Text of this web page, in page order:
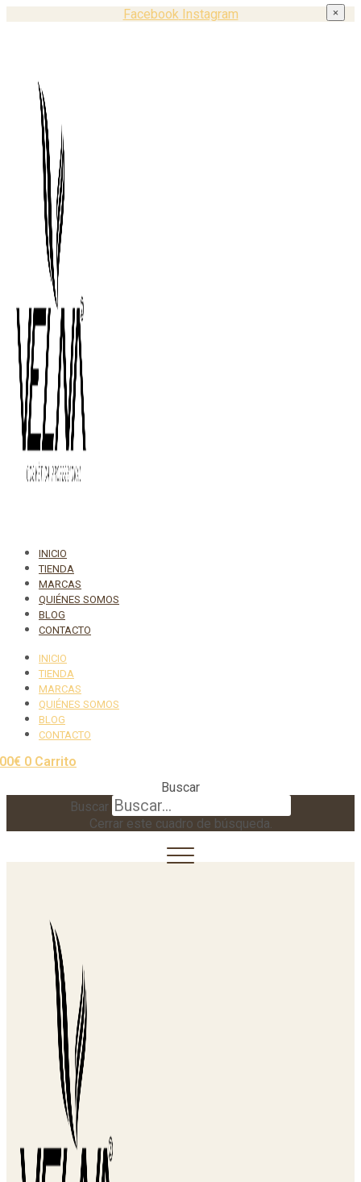
Facebook Instagram
INICIO
TIENDA
MARCAS
QUIÉNES SOMOS
BLOG
CONTACTO
INICIO
TIENDA
MARCAS
QUIÉNES SOMOS
BLOG
CONTACTO
€ 0 Carrito
Buscar
Buscar
Cerrar este cuadro de búsqueda.
×